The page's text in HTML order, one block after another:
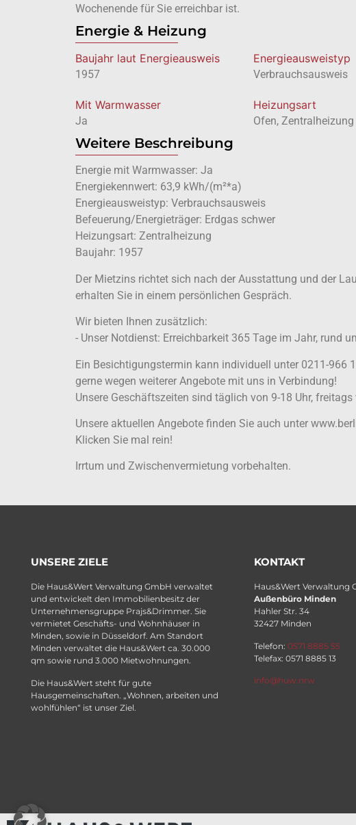
Wochenende für Sie erreichbar ist.
Energie & Heizung
Baujahr laut Energieausweis
1957
Energie­ausweistyp
Verbrauchsausweis
Mit Warmwasser
Ja
Heizungsart
Ofen, Zentralheizung
Weitere Beschreibung
Energie mit Warmwasser: Ja
Energiekennwert: 63,9 kWh/(m²*a)
Energieausweistyp: Verbrauchsausweis
Befeuerung/Energieträger: Erdgas schwer
Heizungsart: Zentralheizung
Baujahr: 1957
Der Mietzins richtet sich nach der Ausstattung und der
erhalten Sie in einem persönlichen Gespräch.
Wir bieten Ihnen zusätzlich:
- Unser Notdienst: Erreichbarkeit 365 Tage im Jahr, rund
Ein Besichtigungstermin kann individuell unter 0211-966
gerne wegen weiterer Angebote mit uns in Verbindung!
Unsere Geschäftszeiten sind täglich von 9-18 Uhr, freitags
Unsere aktuellen Angebote finden Sie auch unter
Klicken Sie mal rein!
Irrtum und Zwischenvermietung vorbehalten.
UNSERE ZIELE
Die Haus&Wert Verwaltung GmbH verwaltet
und entwickelt den Immobilienbesitz der
Unternehmensgruppe Prajs&Drimmer. Sie
vermietet Geschäfts- und Wohnhäuser in
Minden, sowie in Düsseldorf. Am Standort
Minden verwaltet die Haus&Wert ca. 30.000
qm sowie rund 3.000 Mietwohnungen.
Die Haus&Wert steht für gute
Hausgemeinschaften. „Wohnen, arbeiten und
wohlfühlen“ ist unser Ziel.
KONTAKT
Haus&Wert Verwaltung
Außenbüro Minden
Hahler Str. 34
32427 Minden
Telefon: 0571 8885 55
Telefax: 0571 8885 13
info@huw.nrw